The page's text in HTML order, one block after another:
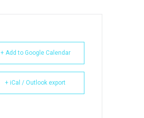
+ Add to Google Calendar
+ iCal / Outlook export